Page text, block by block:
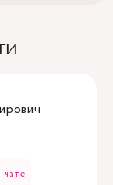
чате